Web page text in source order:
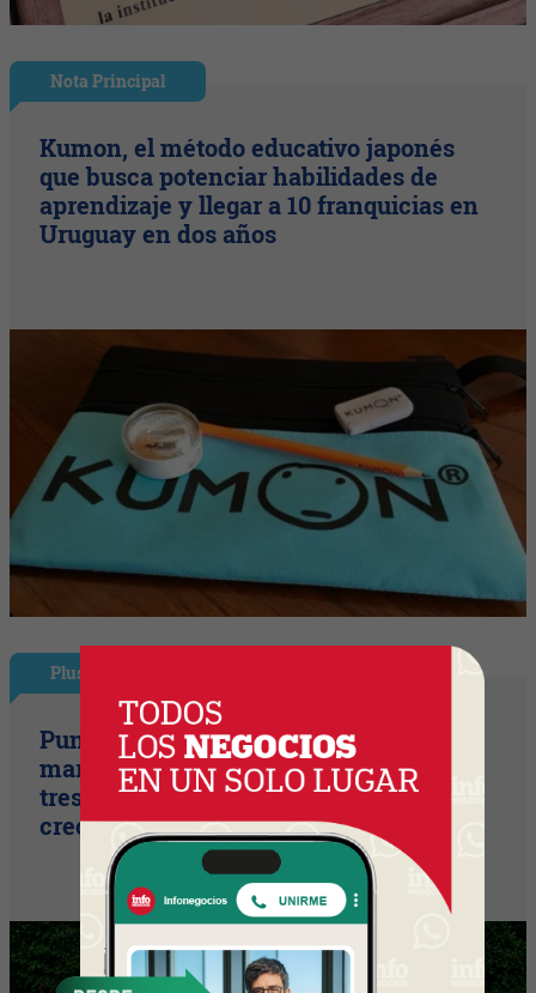
Nota Principal
Kumon, el método educativo japonés
que busca potenciar habilidades de
aprendizaje y llegar a 10 franquicias en
Uruguay en dos años
Plus
Punto Sano acelera a tres cifras (la
marca duplicó sus ventas y ya prepara
tres lanzamientos para seguir
creciendo)